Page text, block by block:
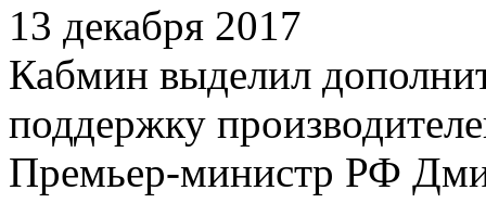
13 декабря 2017
Кабмин выделил
поддержку
Премьер-министр РФ